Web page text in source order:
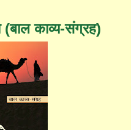
काव्य-संग्रह)